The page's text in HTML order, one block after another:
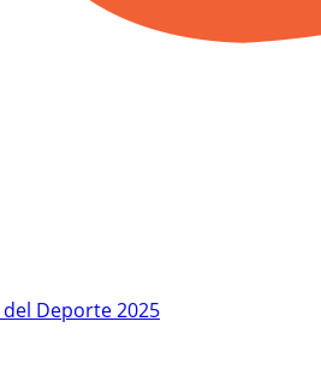
Deporte 2025